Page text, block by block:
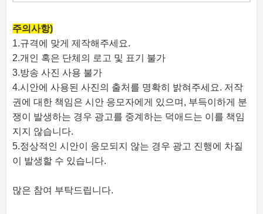
주의사항)
1.규격에 맞게 제작해주세요.
2.개인 혹은 단체의 로고 및 표기 불가
3.방송 사진 사용 불가
4.시안에 사용된 사진의 출처를 명확히 밝혀주세요. 저작
권에 대한 책임은 시안 응모자에게 있으며, 부득이하게 분
쟁이 발생하는 경우 광고를 중계하는 덕애드는 이를 책임
지지 않습니다.
5.정상적인 시안이 응모되지 않는 경우 광고 진행에 차질
이 발생할 수 있습니다.
많은 참여 부탁드립니다.